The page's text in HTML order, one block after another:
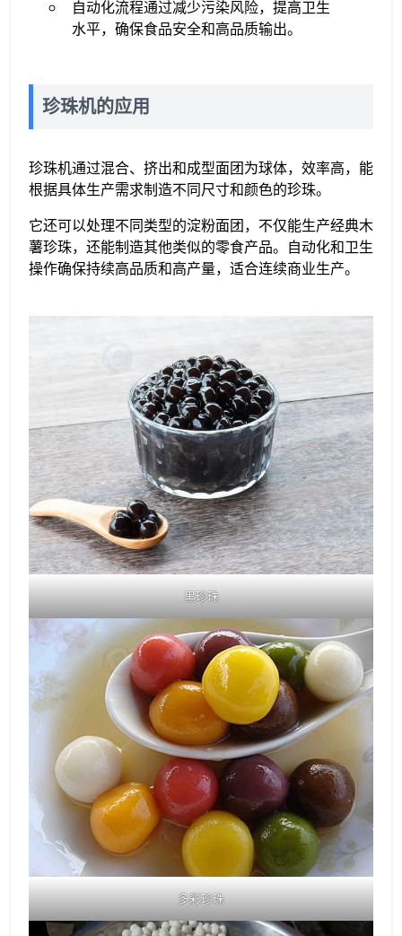
自动化流程通过减少污染风险，提高卫生
水平，确保食品安全和高品质输出。
珍珠机的应用
珍珠机通过混合、挤出和成型面团为球体，效率高，能
根据具体生产需求制造不同尺寸和颜色的珍珠。
它还可以处理不同类型的淀粉面团，不仅能生产经典木
薯珍珠，还能制造其他类似的零食产品。自动化和卫生
操作确保持续高品质和高产量，适合连续商业生产。
黑珍珠
多彩珍珠